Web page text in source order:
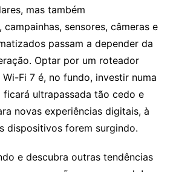
mas também
sensores, câmeras e
passam a depender da
Optar por um roteador
Fi 7 é, no fundo, investir numa
ficará ultrapassada tão cedo e
novas experiências digitais, à
dispositivos forem surgindo.
e descubra outras tendências